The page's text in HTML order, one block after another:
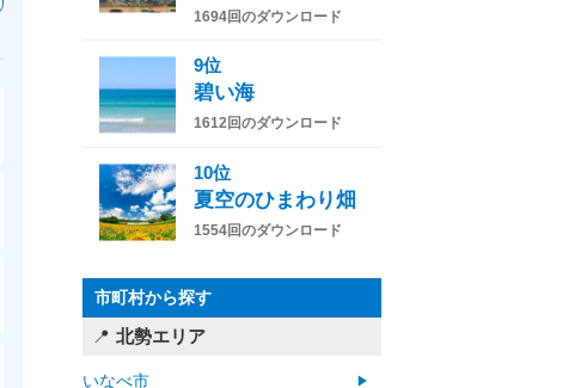
1694回のダウンロード
9位
碧い海
1612回のダウンロード
10位
夏空のひまわり畑
1554回のダウンロード
市町村から探す
北勢エリア
いなべ市